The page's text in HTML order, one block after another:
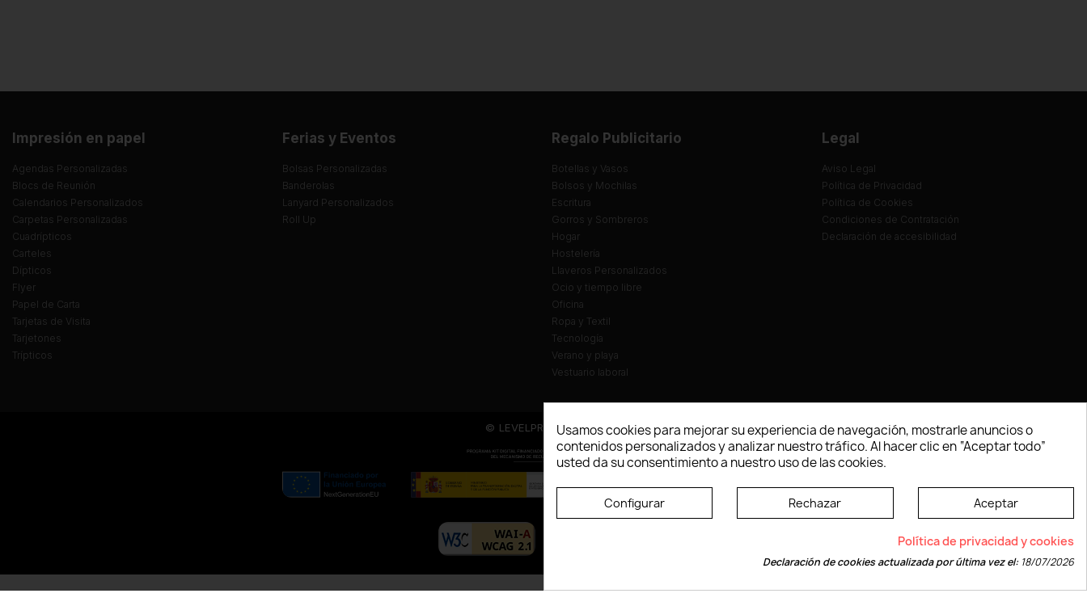
Impresión en papel
Agendas Personalizadas
Blocs de Reunión
Calendarios Personalizados
Carpetas Personalizadas
Cuadrípticos
Carteles
Dípticos
Flyer
Papel de Carta
Tarjetas de Visita
Tarjetones
Trípticos
Ferias y Eventos
Bolsas Personalizadas
Banderolas
Lanyard Personalizados
Roll Up
Regalo Publicitario
Botellas y Vasos
Bolsos y Mochilas
Escritura
Gorros y Sombreros
Hogar
Hostelería
Llaveros Personalizados
Ocio y tiempo libre
Oficina
Ropa y Textil
Tecnología
Verano y playa
Vestuario laboral
Legal
Aviso Legal
Política de Privacidad
Política de Cookies
Condiciones de Contratación
Declaración de accesibilidad
© LEVELPRINT - 2026
La página dispone de código accesible según las normas dictadas por la W3C
Usamos cookies para mejorar su experiencia de navegación, mostrarle anuncios o
contenidos personalizados y analizar nuestro tráfico. Al hacer clic en “Aceptar todo”
usted da su consentimiento a nuestro uso de las cookies.
Configurar Rechazar Aceptar
Política de privacidad y cookies
Declaración de cookies actualizada por última vez el:18/07/2026